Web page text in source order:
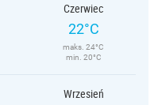
Czerwiec
22°C
maks. 24°C
min. 20°C
Wrzesień